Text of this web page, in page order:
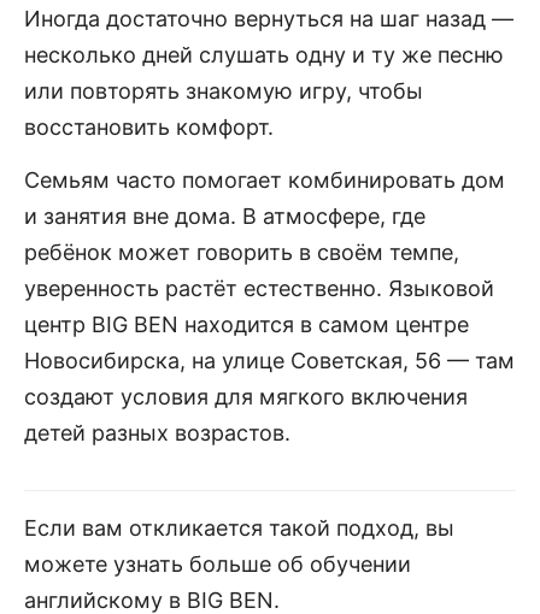
Иногда достаточно вернуться на шаг назад —
несколько дней слушать одну и ту же песню
или повторять знакомую игру, чтобы
восстановить комфорт.
Семьям часто помогает комбинировать дом
и занятия вне дома. В атмосфере, где
ребёнок может говорить в своём темпе,
уверенность растёт естественно. Языковой
центр BIG BEN находится в самом центре
Новосибирска, на улице Советская, 56 — там
создают условия для мягкого включения
детей разных возрастов.
Если вам откликается такой подход, вы
можете узнать больше об обучении
английскому в BIG BEN.